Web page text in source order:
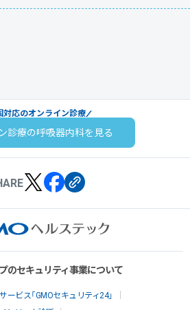
対応のオンライン診療
診療の呼吸器内科を見る
のセキュリティ事業について
ビス「GMOセキュリティ24」